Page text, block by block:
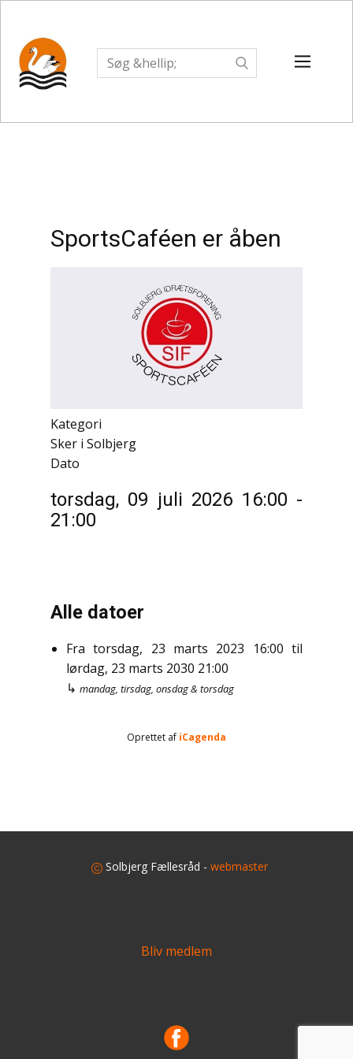
SportsCaféen er åben
Kategori
Sker i Solbjerg
Dato
torsdag, 09 juli 2026 16:00 -
21:00
Alle datoer
Fra torsdag, 23 marts 2023 16:00 til
lørdag, 23 marts 2030 21:00
↳ mandag, tirsdag, onsdag & torsdag
Oprettet af iCagenda
Solbjerg Fællesråd - webmaster
Bliv medlem